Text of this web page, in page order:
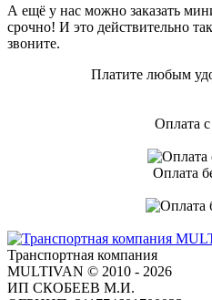
А ещё у нас можно заказать
срочно! И это действительно
звоните.
Платите любым
Оплата
Оплата
Транспортная компания
MULTIVAN © 2010 - 2026
ИП СКОБЕЕВ М.И.